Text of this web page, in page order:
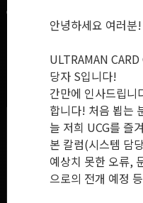
안녕하세요 여러분!
ULTRAMAN
당자 S입니다!
간만에 인사드립니
합니다! 처음 뵙는
늘 저희 UCG를 즐
본 칼럼(시스템 담
예상치 못한 오류,
으로의 전개 예정